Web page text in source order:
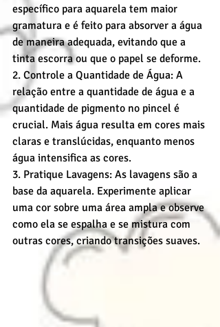
específico para aquarela tem maior
gramatura e é feito para absorver a água
de maneira adequada, evitando que a
tinta escorra ou que o papel se deforme.
2. Controle a Quantidade de Água: A
relação entre a quantidade de água e a
quantidade de pigmento no pincel é
crucial. Mais água resulta em cores mais
claras e translúcidas, enquanto menos
água intensifica as cores.
3. Pratique Lavagens: As lavagens são a
base da aquarela. Experimente aplicar
uma cor sobre uma área ampla e observe
como ela se espalha e se mistura com
outras cores, criando transições suaves.